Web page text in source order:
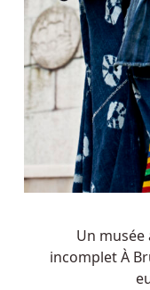
Un
incomplet À